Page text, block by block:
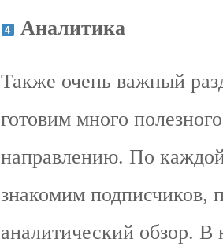
Аналитика
Также очень важный
готовим много
направлению. По
знакомим подписчиков,
аналитический обзор.